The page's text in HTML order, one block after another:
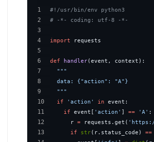
1 #!/usr/bin/env python3
2 # -*- coding: utf-8 -*-
3
4
import
5
6
def handler(event , context ) :
7
8
9
  """
10 if 'action' in event :
11 if event [ 'action' ] == 'A' :
12
      r
= requests . get (
13 if str( r. status_code ) ==